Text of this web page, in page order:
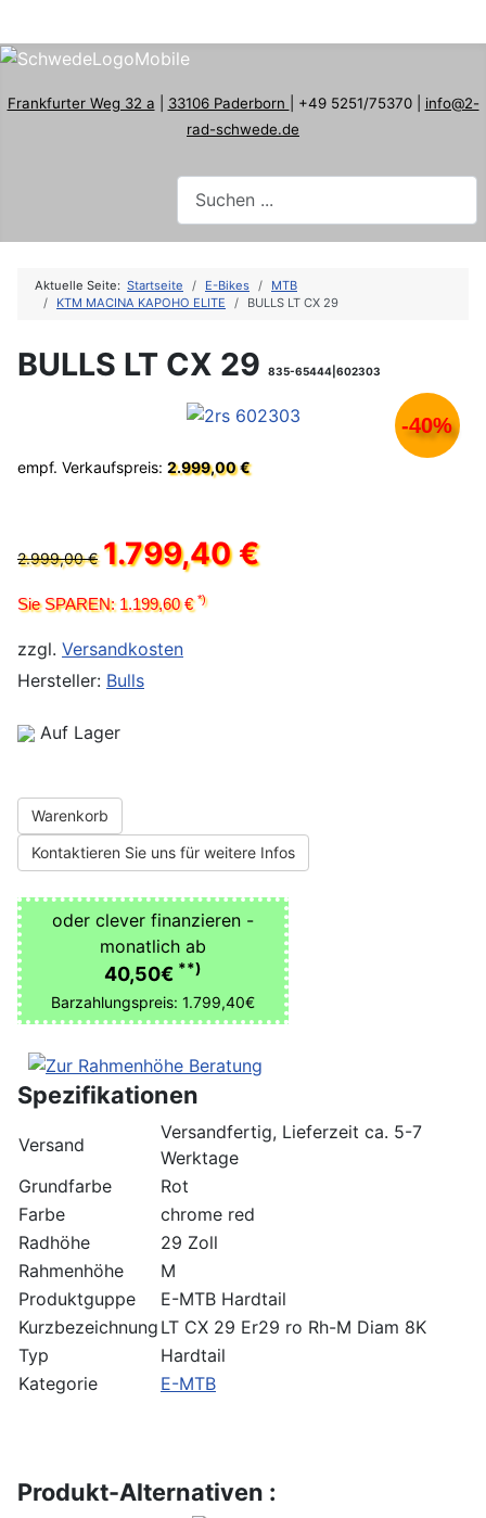
Frankfurter Weg 32 a 33106 Paderborn | +49 5251/75370 | info@2-
rad-schwede.de
Aktuelle Seite: Startseite E-Bikes
MTB
KTM MACINA KAPOHO ELITE
BULLS LT CX 29
BULLS LT CX 29 835-65444|602303
-40%
empf. Verkaufspreis: 2.999,00 €
2.999,00 € 1.799,40 €
Sie SPAREN: 1.199,60 €*)
zzgl. Versandkosten
Hersteller: Bulls
Auf Lager
Warenkorb
Kontaktieren Sie uns für weitere Infos
oder clever finanzieren -
monatlich ab
40,50€ **)
Barzahlungspreis: 1.799,40€
Spezifikationen
Versand
Versandfertig, Lieferzeit ca. 5-7
Werktage
Grundfarbe
Rot
Farbe
chrome red
Radhöhe
29 Zoll
Rahmenhöhe
M
Produktguppe
E-MTB Hardtail
Kurzbezeichnung LT CX 29 Er29 ro Rh-M Diam 8K
Typ
Hardtail
Kategorie
E-MTB
Produkt-Alternativen :